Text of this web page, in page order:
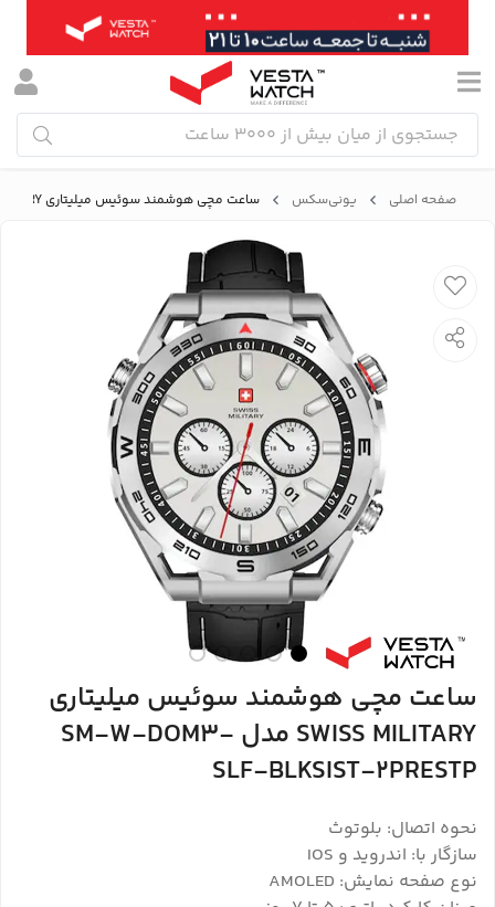
صفحه اصلی یونی‌سکس ساعت مچی هوشمند سوئیس میلیتاری SWISS MILITARY مدل SM-W-DOM3-SLF-BLKSIST-2PRESTP
ساعت مچی هوشمند سوئیس میلیتاری
SWISS MILITARY مدل SM-W-DOM3-
SLF-BLKSIST-2PRESTP
نحوه اتصال: بلوتوث
سازگار با: اندروید و IOS
نوع صفحه نمایش: AMOLED